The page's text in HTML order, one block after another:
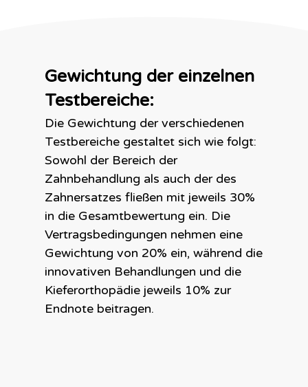
Gewichtung der einzelnen
Testbereiche:
Die Gewichtung der verschiedenen
Testbereiche gestaltet sich wie folgt:
Sowohl der Bereich der
Zahnbehandlung als auch der des
Zahnersatzes fließen mit jeweils 30%
in die Gesamtbewertung ein. Die
Vertragsbedingungen nehmen eine
Gewichtung von 20% ein, während die
innovativen Behandlungen und die
Kieferorthopädie jeweils 10% zur
Endnote beitragen.